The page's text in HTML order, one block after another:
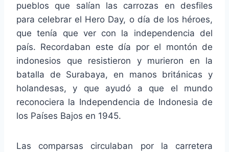
pueblos que salían las carrozas en desfiles
para celebrar el Hero Day, o día de los héroes,
que tenía que ver con la independencia del
país. Recordaban este día por el montón de
indonesios que resistieron y murieron en la
batalla de Surabaya, en manos británicas y
holandesas, y que ayudó a que el mundo
reconociera la Independencia de Indonesia de
los Países Bajos en 1945.
Las comparsas circulaban por la carretera